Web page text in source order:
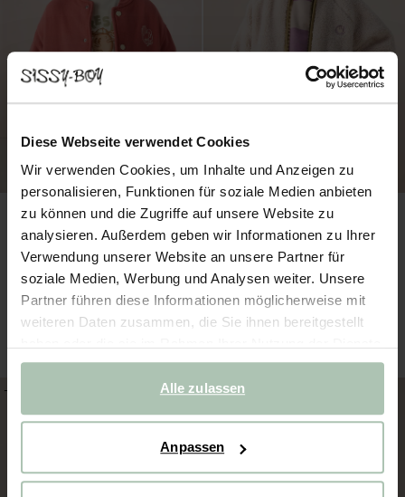
Diese Webseite verwendet Cookies
Wir verwenden Cookies, um Inhalte und Anzeigen zu
personalisieren, Funktionen für soziale Medien anbieten
zu können und die Zugriffe auf unsere Website zu
analysieren. Außerdem geben wir Informationen zu Ihrer
Verwendung unserer Website an unsere Partner für
soziale Medien, Werbung und Analysen weiter. Unsere
Partner führen diese Informationen möglicherweise mit
weiteren Daten zusammen, die Sie ihnen bereitgestellt
gesammelt haben.
Alle zulassen
Anpassen
Bomberjacke mit Artwork - rot
Teddy-Jacke mit Smiley - weiß
-40% -30%